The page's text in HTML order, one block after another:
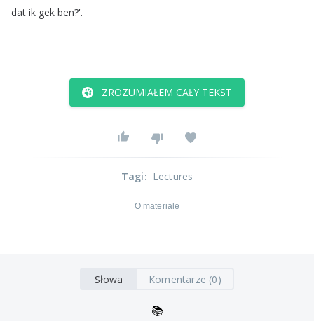
dat ik gek ben?'.
ZROZUMIAŁEM CAŁY TEKST
Tagi: Lectures
O materiale
Słowa Komentarze (0)
📚